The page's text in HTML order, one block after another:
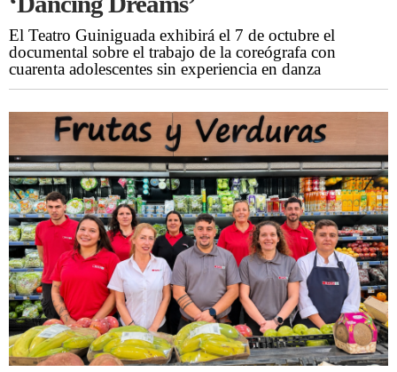
El Teatro Guiniguada exhibirá el 7 de octubre el
documental sobre el trabajo de la coreógrafa con
cuarenta adolescentes sin experiencia en danza